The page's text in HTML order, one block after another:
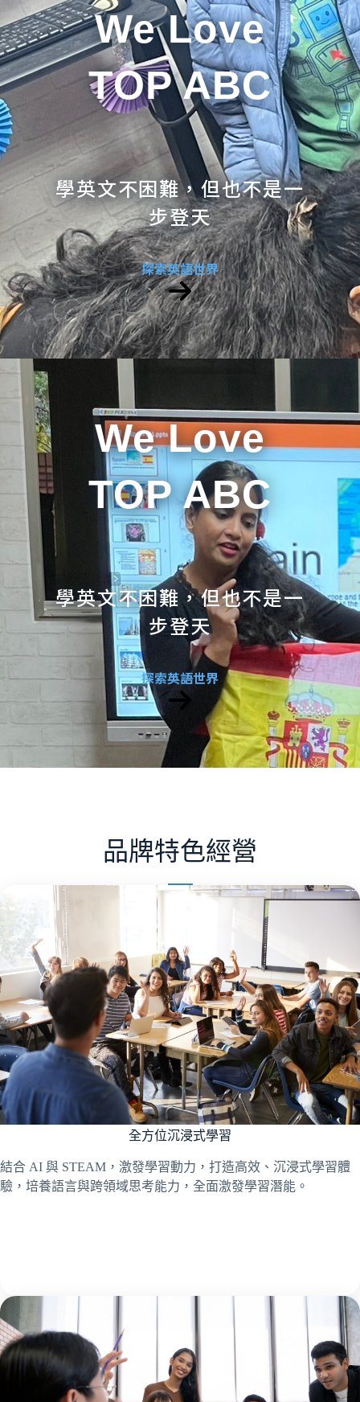
We Love
TOP ABC
學英文不困難，但也不是一
步登天
探索英語世界
We Love
TOP ABC
學英文不困難，但也不是一
步登天
探索英語世界
品牌特色經營
全方位沉浸式學習
結合 AI 與 STEAM，激發學習動力，打造高效、沉浸式學習體
驗，培養語言與跨領域思考能力，全面激發學習潛能。